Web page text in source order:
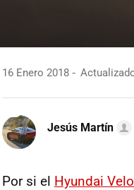
16 Enero 2018
Jesús Martín
Por si el Hyundai